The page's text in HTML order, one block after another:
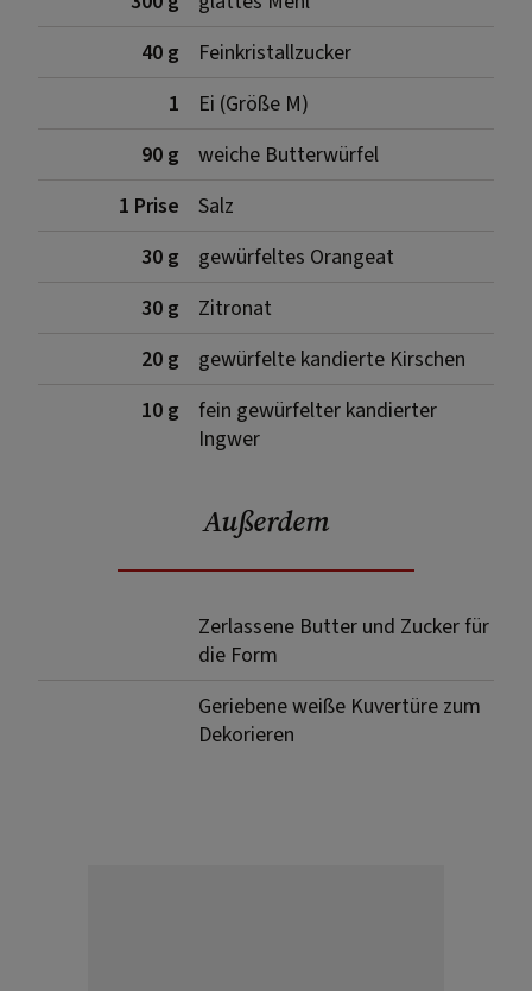
40 g
Feinkristallzucker
1
Ei (Größe M)
90 g
weiche Butterwürfel
1 Prise
Salz
30 g
gewürfeltes Orangeat
30 g
Zitronat
20 g
gewürfelte kandierte Kirschen
10 g
fein gewürfelter kandierter
Ingwer
Außerdem
Zerlassene Butter und Zucker für
die Form
Geriebene weiße Kuvertüre zum
Dekorieren